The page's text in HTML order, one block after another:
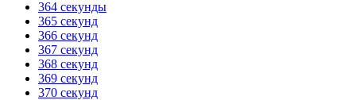
364 секунды
365 секунд
366 секунд
367 секунд
368 секунд
369 секунд
370 секунд